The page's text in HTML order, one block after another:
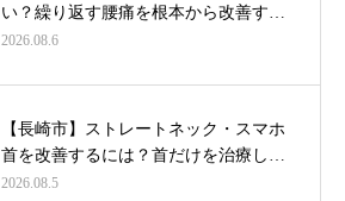
い？繰り返す腰痛を根本から改善す…
2026.08.6
【長崎市】ストレートネック・スマホ
首を改善するには？首だけを治療し…
2026.08.5